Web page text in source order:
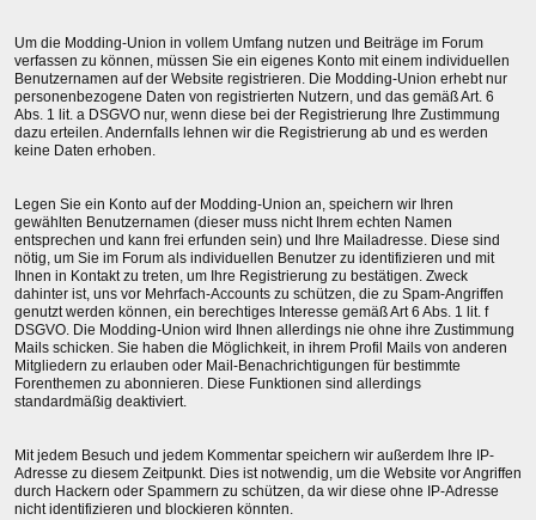
Um die Modding-Union in vollem Umfang nutzen und Beiträge im Forum
verfassen zu können, müssen Sie ein eigenes Konto mit einem individuellen
Benutzernamen auf der Website registrieren. Die Modding-Union erhebt nur
personenbezogene Daten von registrierten Nutzern, und das gemäß Art. 6
Abs. 1 lit. a DSGVO nur, wenn diese bei der Registrierung Ihre Zustimmung
dazu erteilen. Andernfalls lehnen wir die Registrierung ab und es werden
keine Daten erhoben.
Legen Sie ein Konto auf der Modding-Union an, speichern wir Ihren
gewählten Benutzernamen (dieser muss nicht Ihrem echten Namen
entsprechen und kann frei erfunden sein) und Ihre Mailadresse. Diese sind
nötig, um Sie im Forum als individuellen Benutzer zu identifizieren und mit
Ihnen in Kontakt zu treten, um Ihre Registrierung zu bestätigen. Zweck
dahinter ist, uns vor Mehrfach-Accounts zu schützen, die zu Spam-Angriffen
genutzt werden können, ein berechtiges Interesse gemäß Art 6 Abs. 1 lit. f
DSGVO. Die Modding-Union wird Ihnen allerdings nie ohne ihre Zustimmung
Mails schicken. Sie haben die Möglichkeit, in ihrem Profil Mails von anderen
Mitgliedern zu erlauben oder Mail-Benachrichtigungen für bestimmte
Forenthemen zu abonnieren. Diese Funktionen sind allerdings
standardmäßig deaktiviert.
Mit jedem Besuch und jedem Kommentar speichern wir außerdem Ihre IP-
Adresse zu diesem Zeitpunkt. Dies ist notwendig, um die Website vor Angriffen
durch Hackern oder Spammern zu schützen, da wir diese ohne IP-Adresse
nicht identifizieren und blockieren könnten.